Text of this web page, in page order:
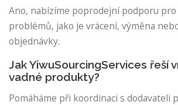
Ano, nabízíme poprodejní podporu
problémů, jako je vrácení, výměna
objednávky.
Jak YiwuSourcingServices řeší
vadné produkty?
Pomáháme při koordinaci s dodavateli